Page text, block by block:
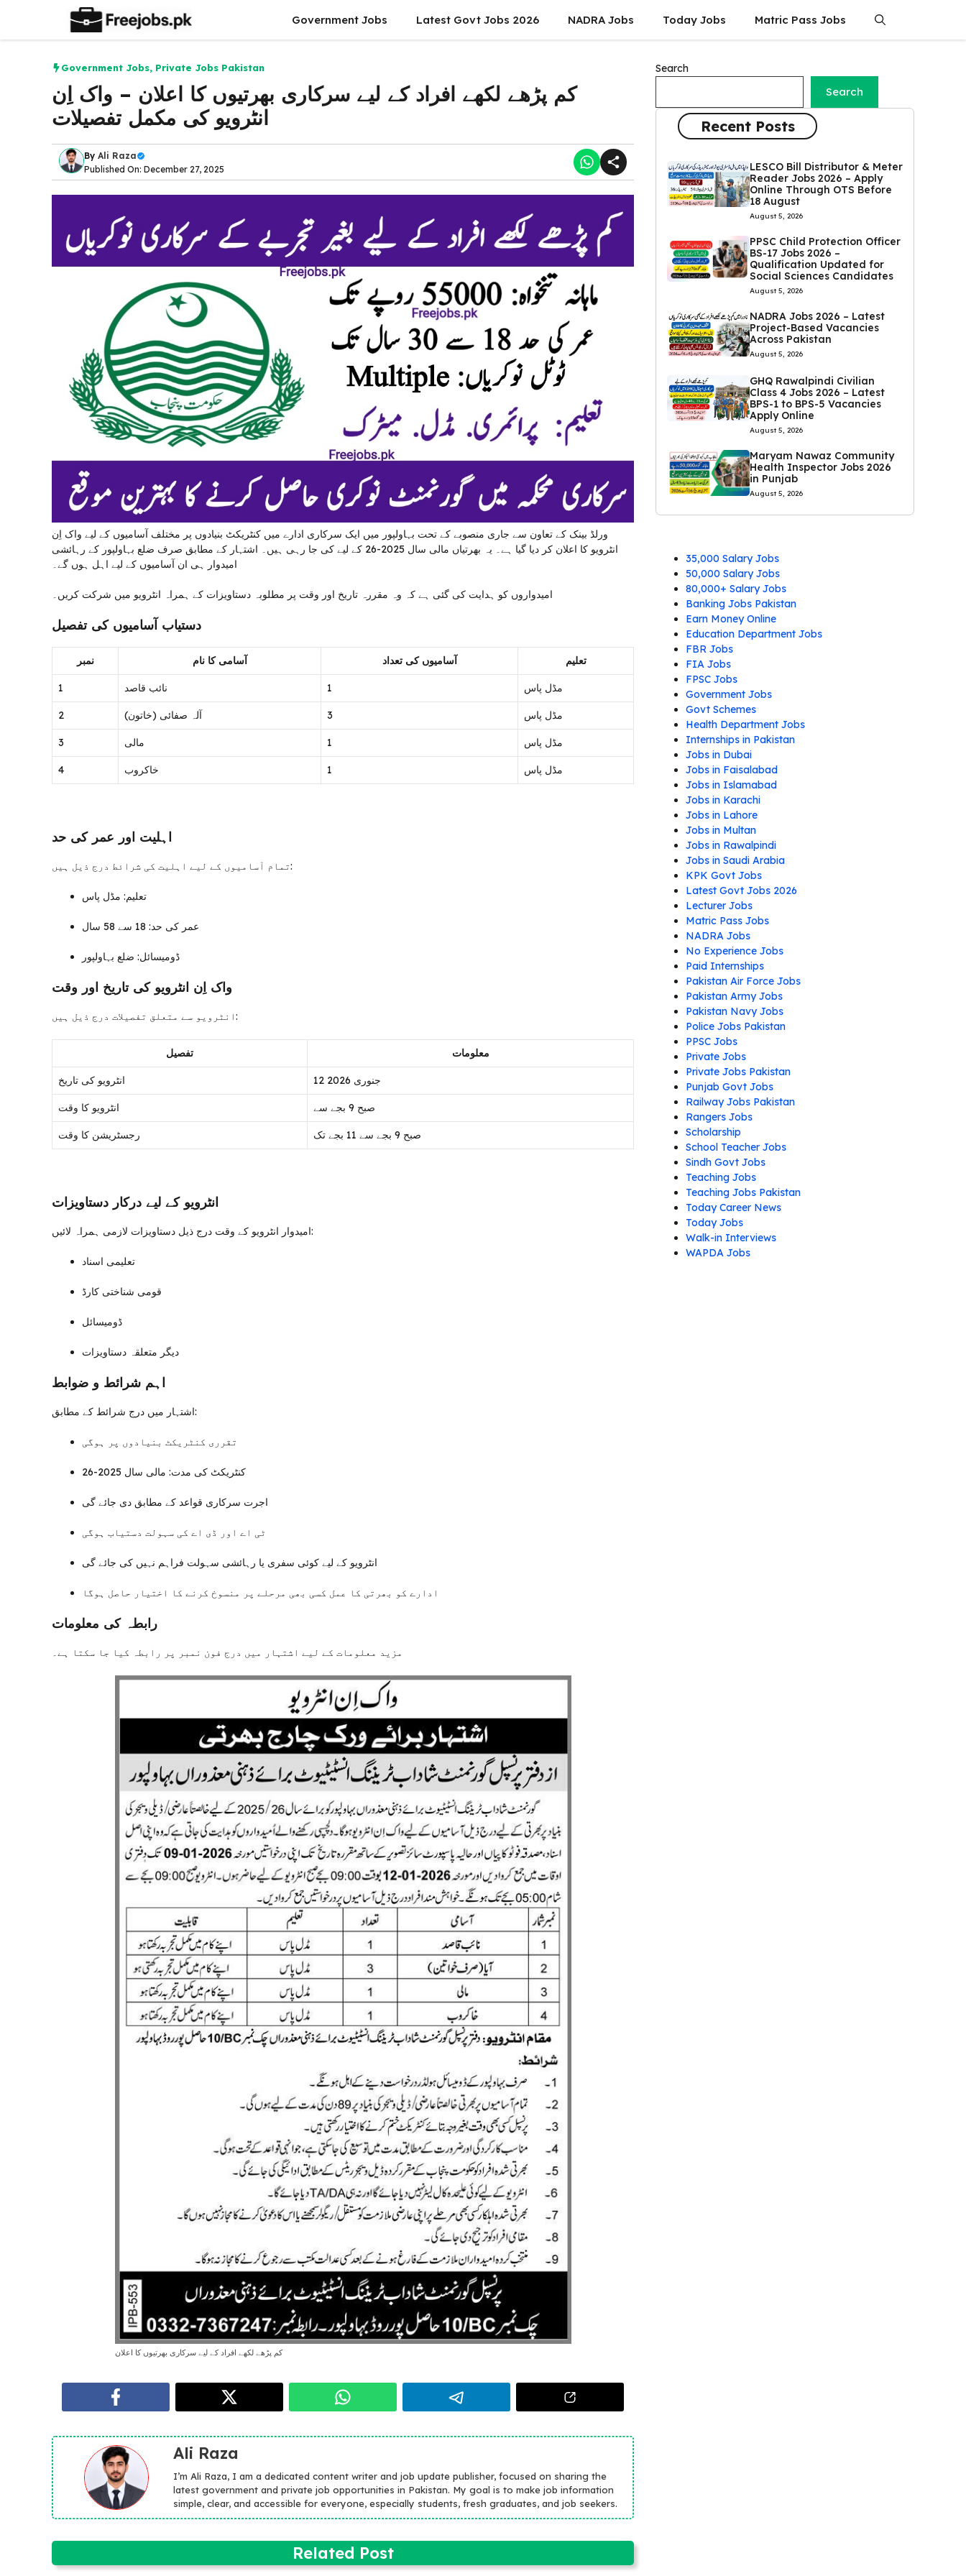
content
Government Jobs Latest Govt Jobs 2026 NADRA Jobs Today Jobs Matric Pass Jobs
Government Jobs, Private Jobs Pakistan
کم پڑھے لکھے افراد کے لیے سرکاری بھرتیوں کا اعلان – واک اِن
انٹرویو کی مکمل تفصیلات
By Ali Raza
Published On: December 27, 2025
ورلڈ بینک کے تعاون سے جاری منصوبے کے تحت بہاولپور میں ایک سرکاری ادارے میں کنٹریکٹ بنیادوں پر مختلف آسامیوں کے لیے واک اِن
انٹرویو کا اعلان کر دیا گیا ہے۔ یہ بھرتیاں مالی سال 2025-26 کے لیے کی جا رہی ہیں۔ اشتہار کے مطابق صرف ضلع بہاولپور کے رہائشی
امیدوار ہی ان آسامیوں کے لیے اہل ہوں گے۔
امیدواروں کو ہدایت کی گئی ہے کہ وہ مقررہ تاریخ اور وقت پر مطلوبہ دستاویزات کے ہمراہ انٹرویو میں شرکت کریں۔
دستیاب آسامیوں کی تفصیل
نمبر آسامی کا نام آسامیوں کی تعداد تعلیم
1 نائب قاصد 1 مڈل پاس
2 آلہ صفائی (خاتون) 3 مڈل پاس
3 مالی 1 مڈل پاس
4 خاکروب 1 مڈل پاس
اہلیت اور عمر کی حد
تمام آسامیوں کے لیے اہلیت کی شرائط درج ذیل ہیں:
تعلیم: مڈل پاس
عمر کی حد: 18 سے 58 سال
ڈومیسائل: ضلع بہاولپور
واک اِن انٹرویو کی تاریخ اور وقت
انٹرویو سے متعلق تفصیلات درج ذیل ہیں:
تفصیل معلومات
انٹرویو کی تاریخ 12 جنوری 2026
انٹرویو کا وقت صبح 9 بجے سے
رجسٹریشن کا وقت صبح 9 بجے سے 11 بجے تک
انٹرویو کے لیے درکار دستاویزات
امیدوار انٹرویو کے وقت درج ذیل دستاویزات لازمی ہمراہ لائیں:
تعلیمی اسناد
قومی شناختی کارڈ
ڈومیسائل
دیگر متعلقہ دستاویزات
اہم شرائط و ضوابط
اشتہار میں درج شرائط کے مطابق:
تقرری کنٹریکٹ بنیادوں پر ہوگی
کنٹریکٹ کی مدت: مالی سال 2025-26
اجرت سرکاری قواعد کے مطابق دی جائے گی
ٹی اے اور ڈی اے کی سہولت دستیاب ہوگی
انٹرویو کے لیے کوئی سفری یا رہائشی سہولت فراہم نہیں کی جائے گی
ادارے کو بھرتی کا عمل کسی بھی مرحلے پر منسوخ کرنے کا اختیار حاصل ہوگا
رابطہ کی معلومات
مزید معلومات کے لیے اشتہار میں درج فون نمبر پر رابطہ کیا جا سکتا ہے۔
کم پڑھے لکھے افراد کے لیے سرکاری بھرتیوں کا اعلان
Ali Raza
I’m Ali Raza, I am a dedicated content writer and job update publisher, focused on sharing the
latest government and private job opportunities in Pakistan. My goal is to make job information
simple, clear, and accessible for everyone, especially students, fresh graduates, and job seekers.
Related Post
Search
Search
Recent Posts
LESCO Bill Distributor & Meter
Reader Jobs 2026 – Apply
Online Through OTS Before
18 August
August 5, 2026
PPSC Child Protection Officer
BS-17 Jobs 2026 –
Qualification Updated for
Social Sciences Candidates
August 5, 2026
NADRA Jobs 2026 – Latest
Project-Based Vacancies
Across Pakistan
August 5, 2026
GHQ Rawalpindi Civilian
Class 4 Jobs 2026 – Latest
BPS-1 to BPS-5 Vacancies
Apply Online
August 5, 2026
Maryam Nawaz Community
Health Inspector Jobs 2026
in Punjab
August 5, 2026
35,000 Salary Jobs
50,000 Salary Jobs
80,000+ Salary Jobs
Banking Jobs Pakistan
Earn Money Online
Education Department Jobs
FBR Jobs
FIA Jobs
FPSC Jobs
Government Jobs
Govt Schemes
Health Department Jobs
Internships in Pakistan
Jobs in Dubai
Jobs in Faisalabad
Jobs in Islamabad
Jobs in Karachi
Jobs in Lahore
Jobs in Multan
Jobs in Rawalpindi
Jobs in Saudi Arabia
KPK Govt Jobs
Latest Govt Jobs 2026
Lecturer Jobs
Matric Pass Jobs
NADRA Jobs
No Experience Jobs
Paid Internships
Pakistan Air Force Jobs
Pakistan Army Jobs
Pakistan Navy Jobs
Police Jobs Pakistan
PPSC Jobs
Private Jobs
Private Jobs Pakistan
Punjab Govt Jobs
Railway Jobs Pakistan
Rangers Jobs
Scholarship
School Teacher Jobs
Sindh Govt Jobs
Teaching Jobs
Teaching Jobs Pakistan
Today Career News
Today Jobs
Walk-in Interviews
WAPDA Jobs